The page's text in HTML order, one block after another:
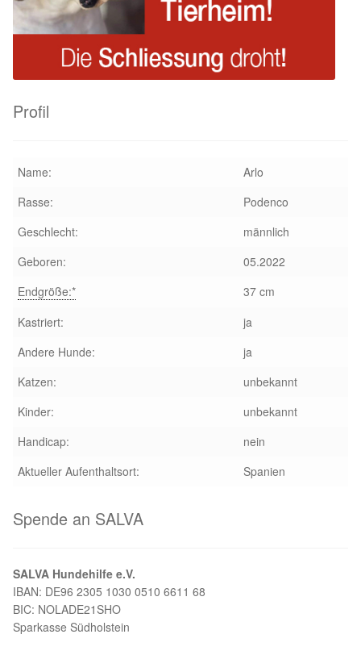
Glückliche Fellnasen
Happy End Stories
SALVA News
Kreativprojekte
Unsere Partnertierheime
Partnertierheim La Linea in Spanien
Aktion „Hilfe La Linea“
Updates „Hilfe La Linea“
Partnertierheim in Bulgarien
Partnertierheim in Polen
Profil
Name:
Arlo
Rasse:
Podenco
Geschlecht:
männlich
Geboren:
05.2022
Endgröße:*
37 cm
Kastriert:
ja
Andere Hunde:
ja
Katzen:
unbekannt
Kinder:
unbekannt
Handicap:
nein
Aktueller Aufenthaltsort:
Spanien
Spende an SALVA
SALVA Hundehilfe e.V.
IBAN: DE96 2305 1030 0510 6611 68
BIC: NOLADE21SHO
Sparkasse Südholstein